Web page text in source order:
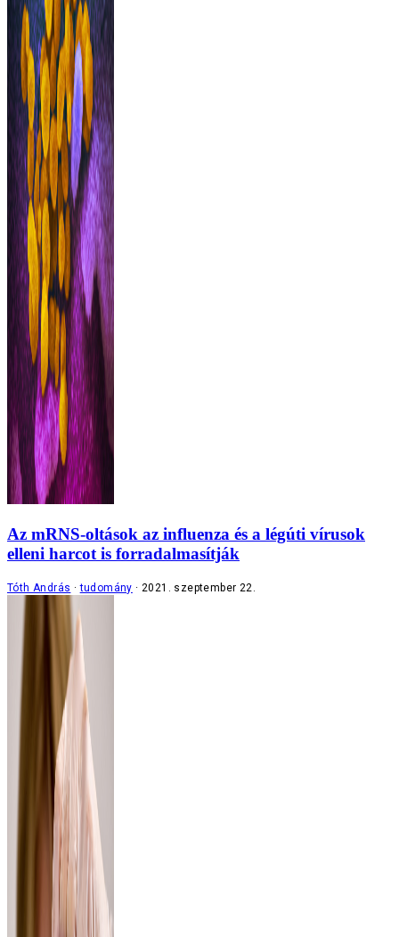
Az mRNS-oltások az influenza és a légúti vírusok
elleni harcot is forradalmasítják
Tóth András tudomány 2021. szeptember 22.